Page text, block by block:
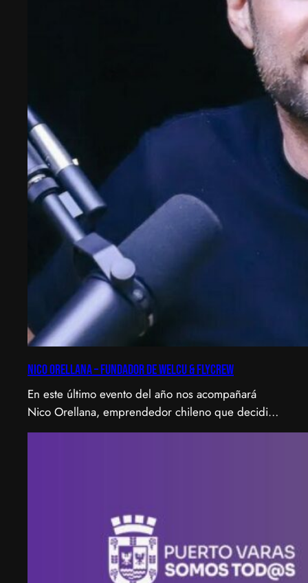
Nico Orellana – Fundador de Welcu & Flycrew
En este último evento del año nos acompañará
Nico Orellana, emprendedor chileno que decidió
no ser gerente, sino constructor de impacto.
acelerada por 500 Startups en Silicon Valley.